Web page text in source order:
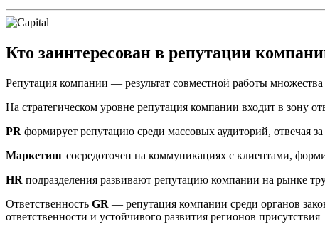
Кто заинтересован в репутации
Репутация компании — результат совместной работы
На стратегическом уровне репутация компании входит в зону
PR формирует репутацию среди массовых аудиторий, отвечая
Маркетинг сосредоточен на коммуникациях с клиентами,
HR подразделения развивают репутацию компании на рынке
Ответственность GR — репутация компании среди органов
ответственности и устойчивого развития регионов присутствия